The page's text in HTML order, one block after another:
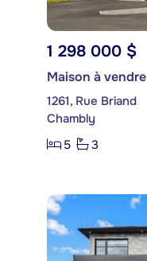
1 298 000 $
Maison à vendre
1261, Rue Briand
Chambly
5
3